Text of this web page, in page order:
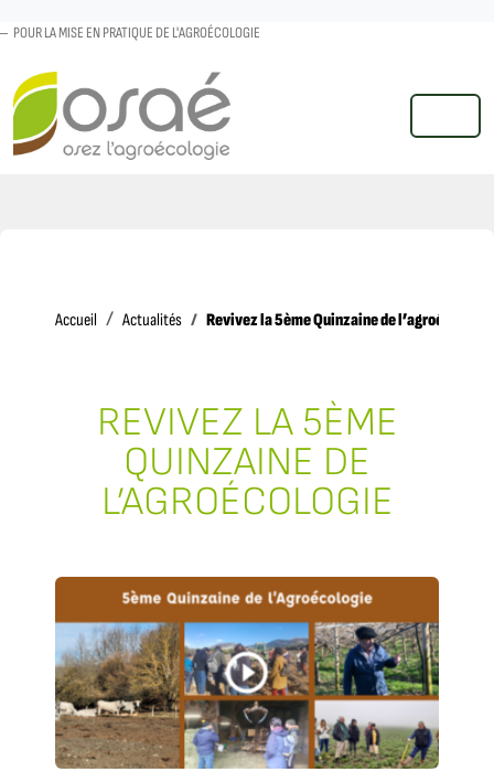
POUR LA MISE EN PRATIQUE DE L'AGROÉCOLOGIE
MENU
Accueil AccueilActualités Revivez la 5ème Quinzaine de l’agroécologie
REVIVEZ LA 5ÈME
QUINZAINE DE
L’AGROÉCOLOGIE